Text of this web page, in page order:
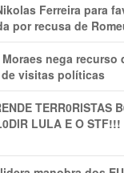
Ferreira para
por recusa de
nega recurso
visitas políticas
TERR0RlSTAS
LULA E O